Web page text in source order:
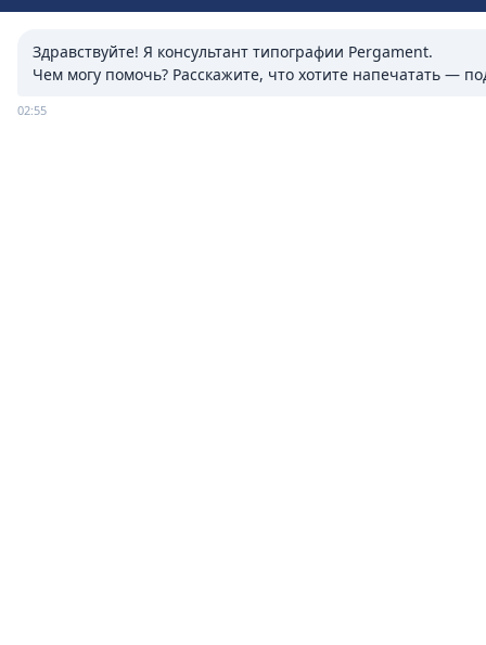
Здравствуйте! Я консультант типографии Pergament.
Чем могу помочь? Расскажите, что хотите напечатать —
02:55